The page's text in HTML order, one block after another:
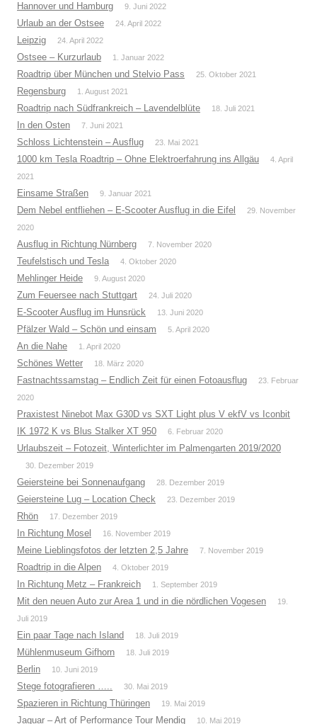
Hannover und Hamburg 9. Juni 2022
Urlaub an der Ostsee 24. April 2022
Leipzig 24. April 2022
Ostsee – Kurzurlaub 1. Januar 2022
Roadtrip über München und Stelvio Pass 25. Oktober 2021
Regensburg 1. August 2021
Roadtrip nach Südfrankreich – Lavendelblüte 18. Juli 2021
In den Osten 7. Juni 2021
Schloss Lichtenstein – Ausflug 23. Mai 2021
1000 km Tesla Roadtrip – Ohne Elektroerfahrung ins Allgäu
4. April
2021
Einsame Straßen 9. Januar 2021
Dem Nebel entfliehen – E-Scooter Ausflug in die Eifel
29. November
2020
Ausflug in Richtung Nürnberg 7. November 2020
Teufelstisch und Tesla 4. Oktober 2020
Mehlinger Heide 9. August 2020
Zum Feuersee nach Stuttgart 24. Juli 2020
E-Scooter Ausflug im Hunsrück 13. Juni 2020
Pfälzer Wald – Schön und einsam 5. April 2020
An die Nahe 1. April 2020
Schönes Wetter 18. März 2020
Fastnachtssamstag – Endlich Zeit für einen Fotoausflug
23. Februar
2020
Praxistest Ninebot Max G30D vs SXT Light plus V ekfV vs Iconbit
IK 1972 K vs Blus Stalker XT 950
6. Februar 2020
Urlaubszeit – Fotozeit, Winterlichter im Palmengarten 2019/2020
30. Dezember 2019
Geiersteine bei Sonnenaufgang 28. Dezember 2019
Geiersteine Lug – Location Check 23. Dezember 2019
Rhön 17. Dezember 2019
In Richtung Mosel 16. November 2019
Meine Lieblingsfotos der letzten 2,5 Jahre 7. November 2019
Roadtrip in die Alpen 4. Oktober 2019
In Richtung Metz – Frankreich 1. September 2019
Mit den neuen Auto zur Area 1 und in die nördlichen Vogesen
19.
Juli 2019
Ein paar Tage nach Island 18. Juli 2019
Mühlenmuseum Gifhorn 18. Juli 2019
Berlin 10. Juni 2019
Stege fotografieren ….. 30. Mai 2019
Spazieren in Richtung Thüringen 19. Mai 2019
Jaguar – Art of Performance Tour Mendig 10. Mai 2019